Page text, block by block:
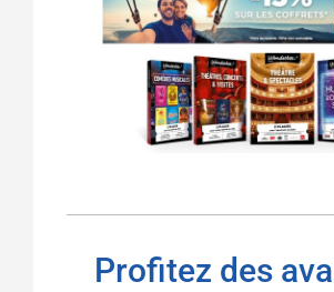
Profitez des